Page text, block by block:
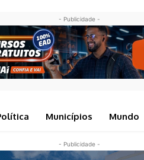
- Publicidade -
Municípios Mundo
- Publicidade -